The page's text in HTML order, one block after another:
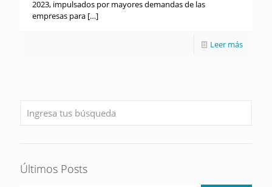
2023, impulsados por mayores demandas de las
empresas para […]
Leer más
Últimos Posts